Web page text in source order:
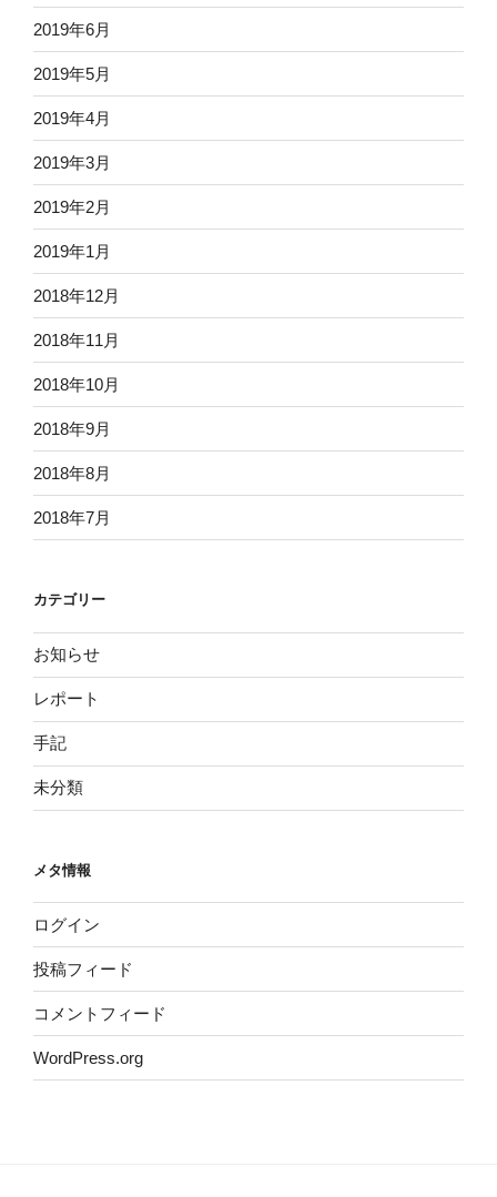
2019年6月
2019年5月
2019年4月
2019年3月
2019年2月
2019年1月
2018年12月
2018年11月
2018年10月
2018年9月
2018年8月
2018年7月
カテゴリー
お知らせ
レポート
手記
未分類
メタ情報
ログイン
投稿フィード
コメントフィード
WordPress.org